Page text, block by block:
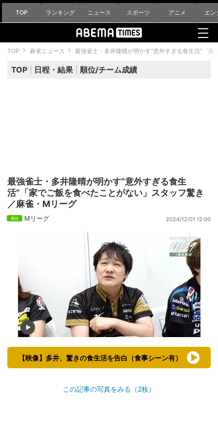
TOP ランキング ニュース スポーツ アニメ エン
TOP 麻雀ニュース 最強雀士・多井隆晴が明かす“意外すぎる食生活”「
TOP 日程・結果 順位/チーム成績
最強雀士・多井隆晴が明かす“意外すぎる食生
活”「家でご飯を食べたことがない」スタッフ驚き
／麻雀・Mリーグ
Mリーグ 2024/12/01 12:00
【映像】多井、驚きの食生活を告白（食事シーン有）
この記事の写真をみる（2枚）